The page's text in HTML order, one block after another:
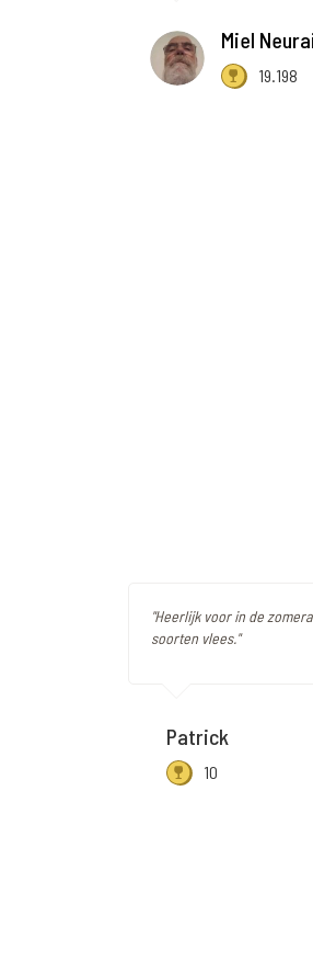
Miel
19.198
"Heerlijk voor in de
soorten vlees."
Patrick
10